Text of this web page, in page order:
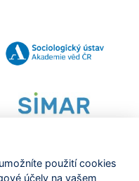
použití cookies
účely na vašem